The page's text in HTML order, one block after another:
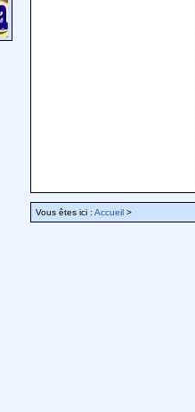
Vous êtes ici : Accueil >